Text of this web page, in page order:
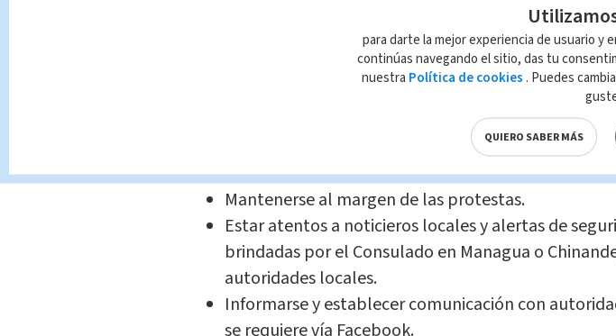
Llevar consigo los documentos de indentificación
de emergencia de los Consulados de Costa Rica en
Adicionalmente a los costarricenses que vivan o estén
temporalmente en territorio Nicaragüense solicitaron
serie de medidas preventivas tales como:
Mantenerse al margen de las protestas.
Estar atentos a noticieros locales y alertas de
brindadas por el Consulado en Managua o
autoridades locales.
Informarse y establecer comunicación con
se requiere vía Facebook.
para darte la mejor experiencia de usuario y
continúas navegando el sitio, das tu
nuestra Política de cookies . Puedes
QUIERO SABER MÁS